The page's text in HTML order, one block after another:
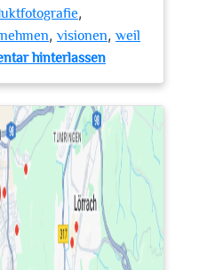
,
, visionen, weil
hinterlassenzu
in
Weil
am
Rhein:
Professionelle
Erinnerungen
festhalten